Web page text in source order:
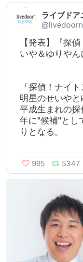
ライブドア
【発表】『探
いや＆ゆりやん
『探偵！ナイ
明星のせいやと
平成生まれの
年に"候補"とし
りとなる。
995 5347